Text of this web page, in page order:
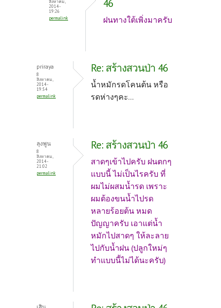
สิงหาคม,
2014 -
19:26
permalink
46
ฝนทางใต้เพิ่งมาครับ
priraya
8
สิงหาคม,
2014 -
19:54
permalink
Re: สร้างสวนป่า 46
น้ำหมักรดโคนต้น หรือ
รดห่างๆคะ...
ลุงพูน
8
สิงหาคม,
2014 -
21:02
permalink
Re: สร้างสวนป่า 46
สาดๆเข้าไปครับ ฝนตกๆ
แบบนี้ ไม่เป็นไรครับ ที่
ผมไม่ผสมน้ำรด เพราะ
ผมต้องขนน้ำไปรด
หลายร้อยต้น หมด
ปัญญาครับ เอาแต่น้ำ
หมักไปสาดๆ ให้ละลาย
ไปกับน้ำฝน (ปลูกใหม่ๆ
ทำแบบนี้ไม่ได้นะครับ)